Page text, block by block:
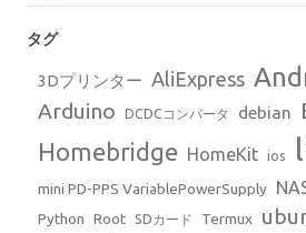
タグ
3Dプリンター AliExpress
Arduino DCDCコンバータ debian
Homebridge HomeKit ios
mini PD-PPS VariablePowerSupply
Python Root SDカード Termux